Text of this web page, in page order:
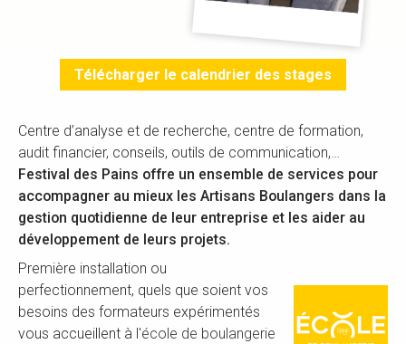
Télécharger le calendrier des stages
Centre d’analyse et de recherche, centre de formation,
audit financier, conseils, outils de communication,…
Festival des Pains offre un ensemble de services pour
accompagner au mieux les Artisans Boulangers dans la
gestion quotidienne de leur entreprise et les aider au
développement de leurs projets.
Première installation ou
perfectionnement, quels que soient vos
besoins des formateurs expérimentés
vous accueillent à l'école de boulangerie